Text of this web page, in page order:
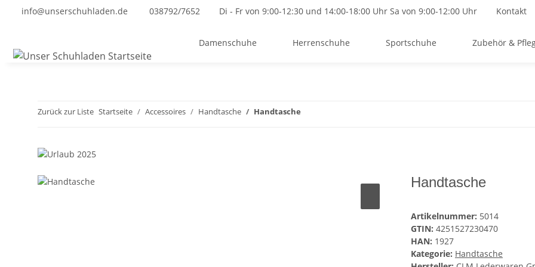
info@unserschuhladen.de 038792/7652 Di - Fr von 9:00-12:30 und 14:00-18:00 Uhr Sa von 9:00-12:00 Uhr Kontakt
Damenschuhe Herrenschuhe Sportschuhe Zubehör &
Zurück zur Liste Startseite Accessoires Handtasche Handtasche
Handtasche
Artikelnummer: 5014
GTIN: 4251527230470
HAN: 1927
Kategorie: Handtasche